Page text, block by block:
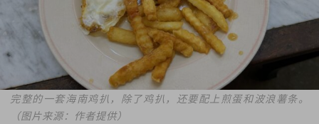
完整的一套海南鸡扒，除了鸡扒，还要配上煎蛋和波浪薯条。
（图片来源：作者提供）